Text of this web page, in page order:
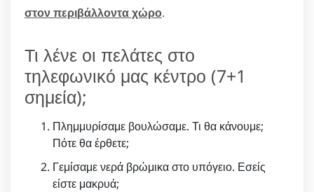
στον περιβάλλοντα χώρο.
Τι λένε οι πελάτες στο
τηλεφωνικό μας κέντρο (7+1
σημεία);
Πλημμυρίσαμε βουλώσαμε. Τι θα κάνουμε;
Πότε θα έρθετε;
Γεμίσαμε νερά βρώμικα στο υπόγειο. Εσείς
είστε μακρυά;